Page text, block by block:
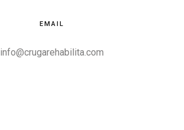
EMAIL
info@crugarehabilita.com